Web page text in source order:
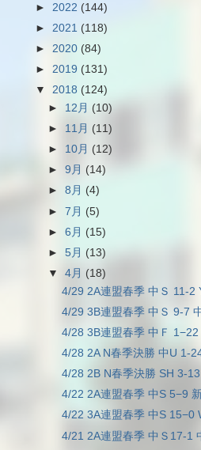
► 2022 (144)
► 2021 (118)
► 2020 (84)
► 2019 (131)
▼ 2018 (124)
► 12月(10)
► 11月 (11)
► 10月 (12)
►9月 (14)
►8月 (4)
►7月 (5)
►6月 (15)
►5月(13)
▼4月 (18)
4/29 2A連盟春季 中Ｓ 11-2
4/29 3B連盟春季 中Ｓ 9-7
4/28 3B連盟春季 中Ｆ 1−22
4/28 2A N春季決勝 中U 1-
4/28 2B N春季決勝 SH 3-13
4/22 2A連盟春季 中S 5−9
4/22 3A連盟春季 中S 15−0
4/21 2A連盟春季 中Ｓ17-1